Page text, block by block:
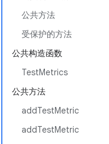
公共方法
受保护的方法
公共构造函数
TestMetrics
公共方法
addTestMetric
addTestMetric